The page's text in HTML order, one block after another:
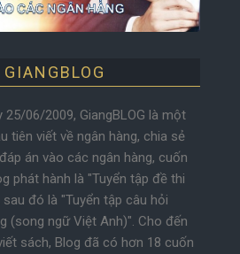
GIANGBLOG
06/2009, GiangBLOG là một
tiên viết về ngân hàng, chia sẻ
án vào các ngân hàng, cuốn
phát hành là "Tuyển tập đề thi
đó là "Tuyển tập câu hỏi
(song ngữ Việt Anh)". Cho đến
sách, Blog đã có hơn 18 cuốn